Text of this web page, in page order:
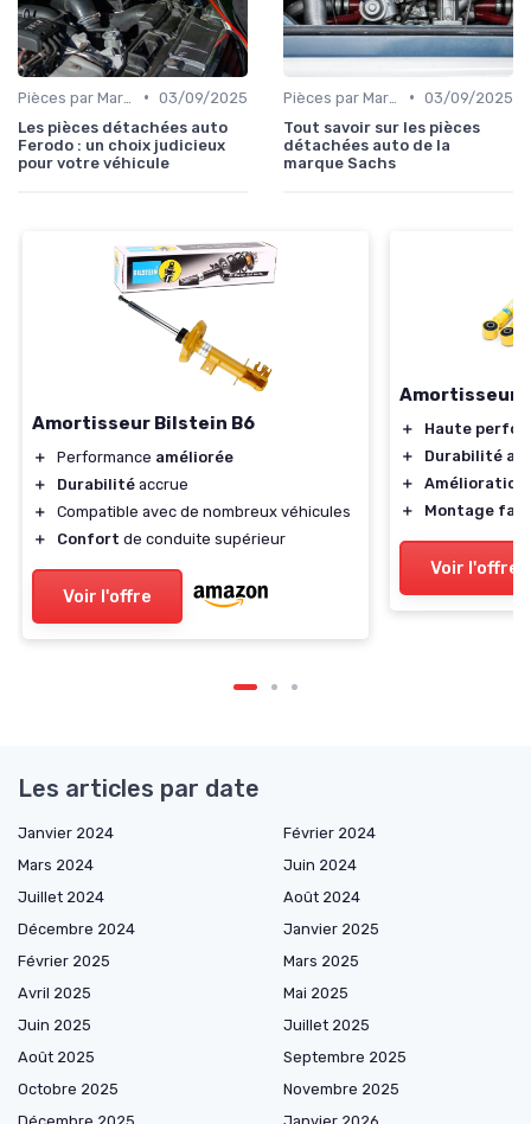
• 03/09/2025
Les pièces détachées auto
Ferodo : un choix judicieux
pour votre véhicule
• 03/09/2025
Tout savoir sur les pièces
détachées auto de la
marque Sachs
Amortisseur Bilstein B6
＋ Performance améliorée
＋
Durabilité accrue
＋
Compatible avec de nombreux véhicules
＋
Confort de conduite supérieur
Voir l'offre
Amortisseur
＋
Haute
＋
Durabilité
＋
Amélioration
＋
Montage
Voir l'offre
Les articles par date
Janvier 2024
Février 2024
Mars 2024
Juin 2024
Juillet 2024
Août 2024
Décembre 2024
Janvier 2025
Février 2025
Mars 2025
Avril 2025
Mai 2025
Juin 2025
Juillet 2025
Août 2025
Septembre 2025
Octobre 2025
Novembre 2025